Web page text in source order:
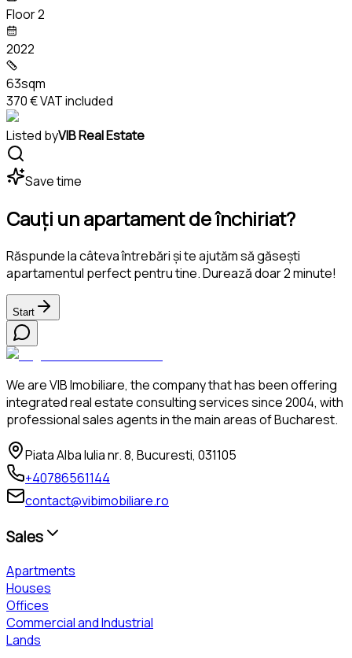
Floor 2
2022
63sqm
370 €VAT included
Listed byVIB Real Estate
Save time
Cauți un apartament de închiriat?
Răspunde la câteva întrebări și te ajutăm să găsești
apartamentul perfect pentru tine. Durează doar 2 minute!
Start
We are VIB Imobiliare, the company that has been offering
integrated real estate consulting services since 2004, with
professional sales agents in the main areas of Bucharest.
Piata Alba Iulia nr. 8, Bucuresti, 031105
+40786561144
contact@vibimobiliare.ro
Sales
Apartments
Houses
Offices
Commercial and Industrial
Lands